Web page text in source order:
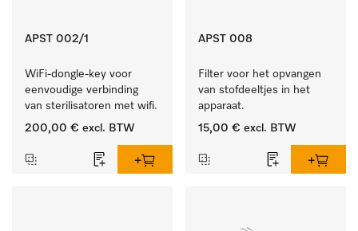
APST 002/1
WiFi-dongle-key voor
eenvoudige verbinding
van sterilisatoren met wifi.
200,00 € excl. BTW
APST 008
Filter voor het opvangen
van stofdeeltjes in het
apparaat.
15,00 € excl. BTW